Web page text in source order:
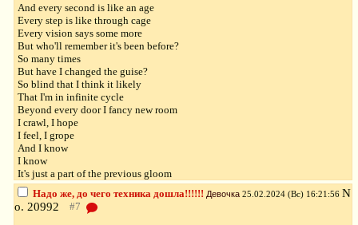
And every second is like an age
Every step is like through cage
Every vision says some more
But who'll remember it's been before?
So many times
But have I changed the guise?
So blind that I think it likely
That I'm in infinite cycle
Beyond every door I fancy new room
I crawl, I hope
I feel, I grope
And I know
I know
It's just a part of the previous gloom
Надо же, до чего техника дошла!!!!!! Девочка 25.02.2024 (Вс) 16:21:56 N
o. 20992